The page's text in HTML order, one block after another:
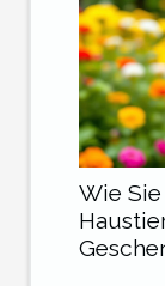
Wie